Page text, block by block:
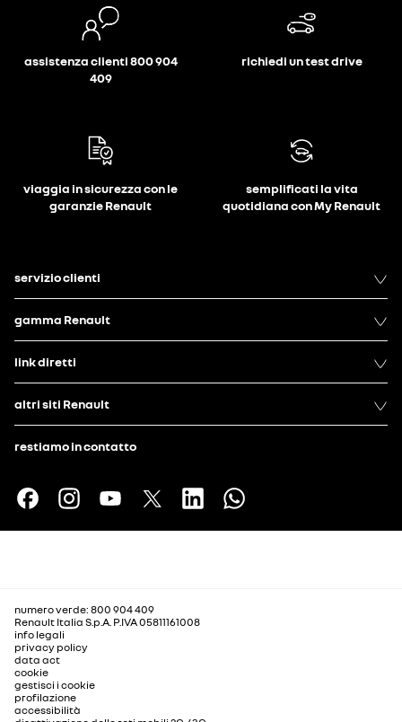
assistenza clienti 800 904
409
richiedi un test drive
viaggia in sicurezza con le
garanzie Renault
semplificati la vita
quotidiana con My Renault
servizio clienti
gamma Renault
link diretti
altri siti Renault
restiamo in contatto
numero verde: 800 904 409
Renault Italia S.p.A. P.IVA 05811161008
info legali
privacy policy
data act
cookie
gestisci i cookie
profilazione
accessibilità